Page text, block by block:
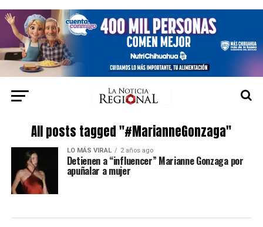
All posts tagged "#MarianneGonzaga"
LO MÁS VIRAL 2 años ago
Detienen a “influencer” Marianne Gonzaga por
apuñalar a mujer